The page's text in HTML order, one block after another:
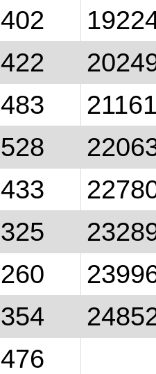
402
422
483
528
433
325
260
354
476